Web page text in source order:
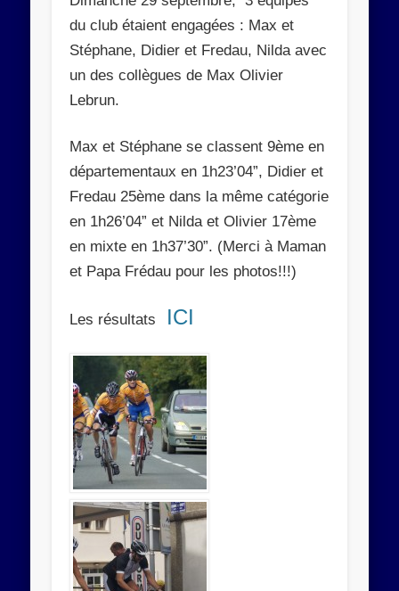
Abonnez-vous
Rejoignez les 534 autres abonnés
du club étaient engagées : Max et
Stéphane, Didier et Fredau, Nilda avec
un des collègues de Max Olivier
Lebrun.
Max et Stéphane se classent 9ème en
départementaux en 1h23’04”, Didier et
Fredau 25ème dans la même catégorie
en 1h26’04” et Nilda et Olivier 17ème
en mixte en 1h37’30”. (Merci à Maman
et Papa Frédau pour les photos!!!)
Les résultats ICI